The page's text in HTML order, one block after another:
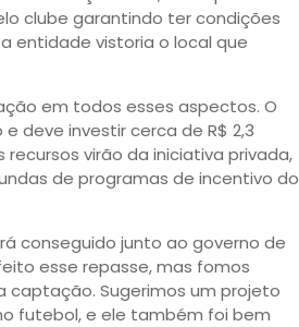
clube garantindo ter condições
entidade vistoria o local que
em todos esses aspectos. O
deve investir cerca de R$ 2,3
virão da iniciativa privada,
de programas de incentivo do
conseguido junto ao governo de
esse repasse, mas fomos
captação. Sugerimos um projeto
futebol, e ele também foi bem